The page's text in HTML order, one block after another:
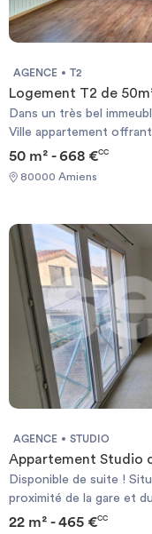
AGENCE T2
Logement T2 de
Dans un très bel
Ville appartement
grand séjour avec
chambre, une salle
électrique. Les
https://
50 m² - 668 €CC
80000 Amiens
AGENCE STUDIO
Appartement Studio
Disponible de suite !
proximité de la gare et
la location ce studio
22 m² - 465 €CC